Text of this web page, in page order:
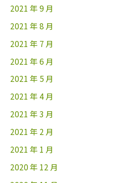
2021 年 9 月
2021 年 8 月
2021 年 7 月
2021 年 6 月
2021 年 5 月
2021 年 4 月
2021 年 3 月
2021 年 2 月
2021 年 1 月
2020 年 12 月